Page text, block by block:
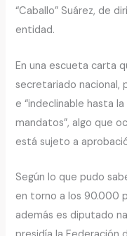
“Caballo” Suárez, de
entidad.
En una escueta carta
secretariado nacional,
e “indeclinable hasta
mandatos”, algo que
está sujeto a
Según lo que pudo
en torno a los 90.000
además es diputado